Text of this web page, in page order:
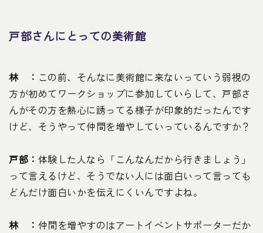
戸部さんにとっての美術館
林 ： この前、そんなに美術館に来ないっていう弱視の
方が初めてワークショップに参加していらして、戸部さ
んがその方を熱心に誘ってる様子が印象的だったんです
けど、そうやって仲間を増やしていっているんですか？
戸部： 体験した人なら「こんなんだから行きましょう」
って言えるけど、そうでない人には面白いって言っても
どんだけ面白いかを伝えにくいんですよね。
林 ： 仲間を増やすのはアートイベントサポーターだか